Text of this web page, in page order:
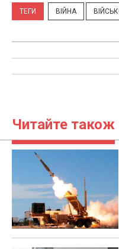
ТЕГИ ВІЙНА
Читайте також